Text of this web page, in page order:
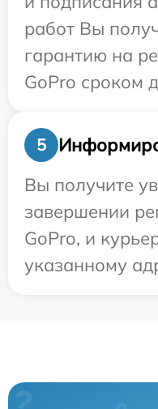
работ Вы
гарантию на
GoPro сроком
5
Вы получите
завершении
GoPro, и
указанному